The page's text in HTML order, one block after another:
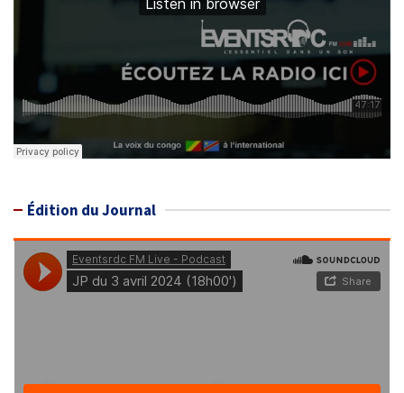
Édition du Journal